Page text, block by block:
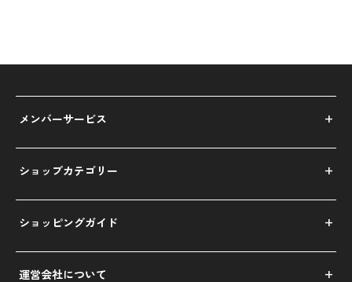
メンバーサービス
ショップカテゴリー
ショッピングガイド
運営会社について